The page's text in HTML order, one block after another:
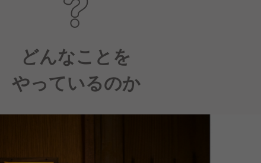
どんなことを
やっているのか